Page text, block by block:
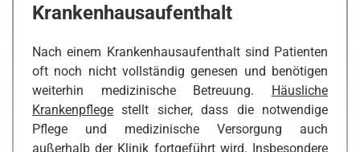
Krankenhausaufenthalt
Nach einem Krankenhausaufenthalt sind Patienten
oft noch nicht vollständig genesen und benötigen
weiterhin medizinische Betreuung.
Häusliche
Krankenpflege stellt sicher, dass die notwendige
Pflege und medizinische Versorgung auch
außerhalb der Klinik fortgeführt wird. Insbesondere